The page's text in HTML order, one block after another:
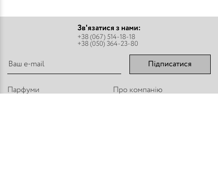
Зв'язатися з нами:
+38 (067) 514-18-18
+38 (050) 364-23-80
Підписатися
Парфуми
Про компанію